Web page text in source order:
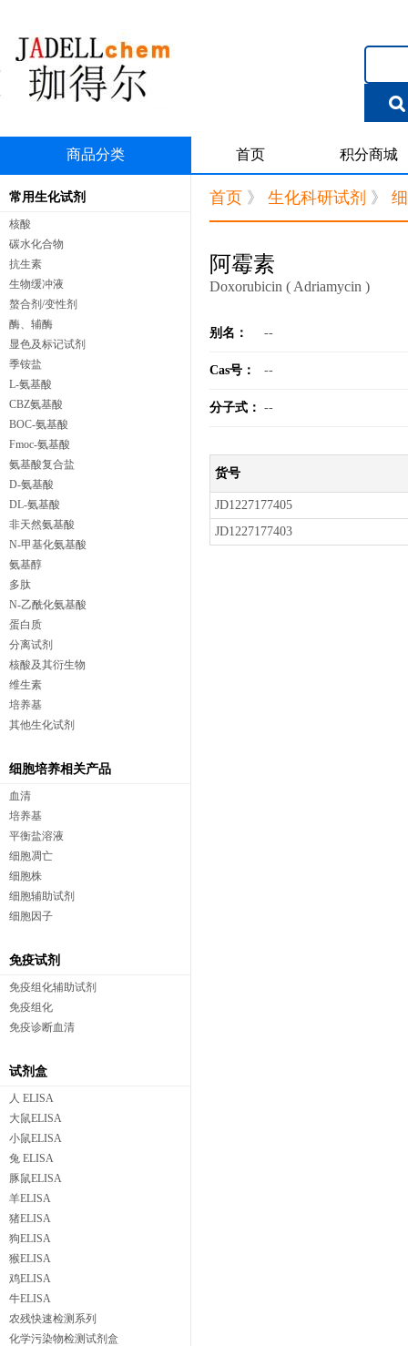
商品分类 首页 积分商城
常用生化试剂
核酸
碳水化合物
抗生素
生物缓冲液
螯合剂/变性剂
酶、辅酶
显色及标记试剂
季铵盐
L-氨基酸
CBZ氨基酸
BOC-氨基酸
Fmoc-氨基酸
氨基酸复合盐
D-氨基酸
DL-氨基酸
非天然氨基酸
N-甲基化氨基酸
氨基醇
多肽
N-乙酰化氨基酸
蛋白质
分离试剂
核酸及其衍生物
维生素
培养基
其他生化试剂
细胞培养相关产品
血清
培养基
平衡盐溶液
细胞凋亡
细胞株
细胞辅助试剂
细胞因子
免疫试剂
免疫组化辅助试剂
免疫组化
免疫诊断血清
试剂盒
人 ELISA
大鼠ELISA
小鼠ELISA
兔 ELISA
豚鼠ELISA
羊ELISA
猪ELISA
狗ELISA
猴ELISA
鸡ELISA
牛ELISA
农残快速检测系列
化学污染物检测试剂盒
首页 》 生化科研试剂 》
阿霉素
Doxorubicin ( Adriamycin )
别名： --
Cas号： --
分子式： --
货号
JD1227177405
JD1227177403